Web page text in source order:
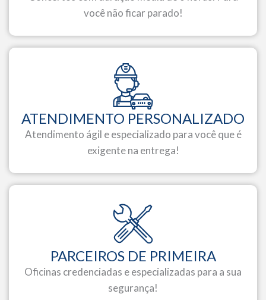
você não ficar parado!
ATENDIMENTO PERSONALIZADO
Atendimento ágil e especializado para você que é
exigente na entrega!
PARCEIROS DE PRIMEIRA
Oficinas credenciadas e especializadas para a sua
segurança!